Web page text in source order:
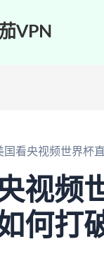
VPN
国看央视频世界杯
视频
何打